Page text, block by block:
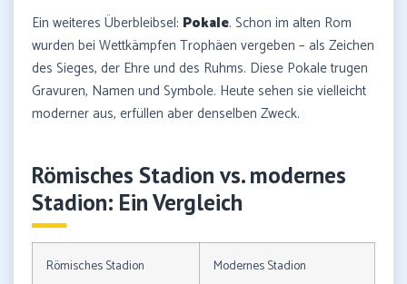
Ein weiteres Überbleibsel: Pokale. Schon im alten Rom
wurden bei Wettkämpfen Trophäen vergeben – als Zeichen
des Sieges, der Ehre und des Ruhms. Diese Pokale trugen
Gravuren, Namen und Symbole. Heute sehen sie vielleicht
moderner aus, erfüllen aber denselben Zweck.
Römisches Stadion vs. modernes
Stadion: Ein Vergleich
Römisches Stadion Modernes Stadion